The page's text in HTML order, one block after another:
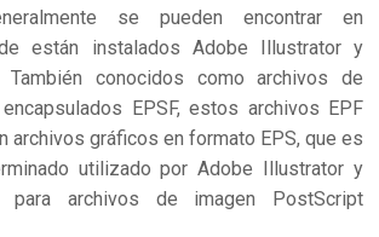
se pueden encontrar en
están instalados Adobe Illustrator y
También conocidos como archivos de
EPSF, estos archivos EPF
archivos gráficos en formato EPS, que es
utilizado por Adobe Illustrator y
para archivos de imagen PostScript